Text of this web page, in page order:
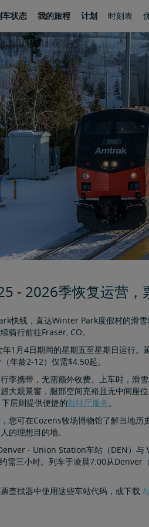
车状态 我的旅程 计划 时刻表
- 2026季恢复运营，
快线，直达Winter Park度假村的滑
骑行前往Fraser, CO。
1月4日期间的星期五至星期日运行
年龄2-12）仅需$4.50起。
李携带，无需额外收费。上车时，滑
大观景窗，腿部空间充裕且无中间
层则提供便捷的咖啡厅服务。
您可在Cozens牧场博物馆了解当地
的理想目的地。
- Union Station车站（DEN）
需三小时。列车于凌晨7:00从
查找器中使用这些车站代码，或下载